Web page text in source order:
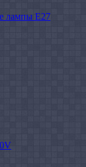
лампы E27